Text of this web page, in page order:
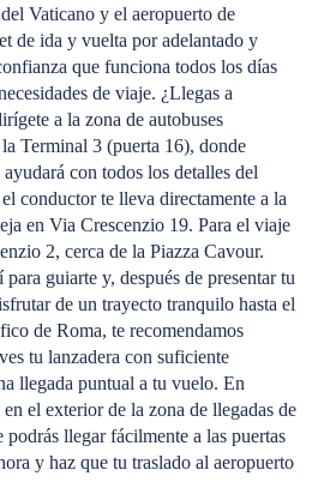
Vaticano y el aeropuerto de
de ida y vuelta por adelantado y
que funciona todos los días
de viaje. ¿Llegas a
a la zona de autobuses
Terminal 3 (puerta 16), donde
con todos los detalles del
conductor te lleva directamente a la
en Via Crescenzio 19. Para el viaje
2, cerca de la Piazza Cavour.
guiarte y, después de presentar tu
de un trayecto tranquilo hasta el
de Roma, te recomendamos
tu lanzadera con suficiente
llegada puntual a tu vuelo. En
el exterior de la zona de llegadas de
llegar fácilmente a las puertas
y haz que tu traslado al aeropuerto